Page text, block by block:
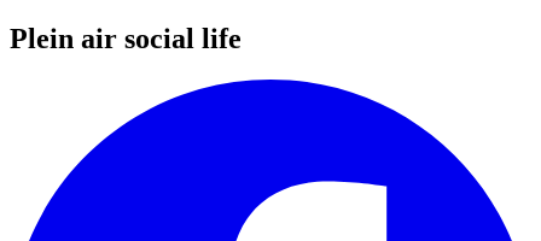
Plein air social life